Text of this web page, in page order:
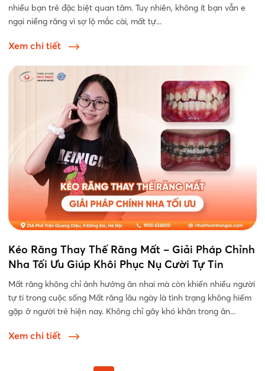
nhiều bạn trẻ đặc biệt quan tâm. Tuy nhiên, không ít bạn vẫn e
ngại niềng răng vì sợ lộ mắc cài, mất tự...
Xem chi tiết
Kéo Răng Thay Thế Răng Mất – Giải Pháp Chỉnh
Nha Tối Ưu Giúp Khôi Phục Nụ Cười Tự Tin
Mất răng không chỉ ảnh hưởng ăn nhai mà còn khiến nhiều người
tự ti trong cuộc sống Mất răng lâu ngày là tình trạng không hiếm
gặp ở người trẻ hiện nay. Không chỉ gây khó khăn trong ăn...
Xem chi tiết